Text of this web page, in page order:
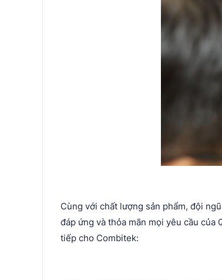
Cùng với chất lượng sản phẩm, đội
đáp ứng và thỏa mãn mọi yêu cầu
tiếp cho Combitek: